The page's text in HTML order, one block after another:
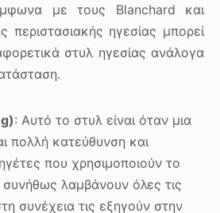
με τους Blanchard και
περιστασιακής ηγεσίας μπορεί
στυλ ηγεσίας ανάλογα
: Αυτό το στυλ είναι όταν μια
πολλή κατεύθυνση και
που χρησιμοποιούν το
συνήθως λαμβάνουν όλες τις
συνέχεια τις εξηγούν στην